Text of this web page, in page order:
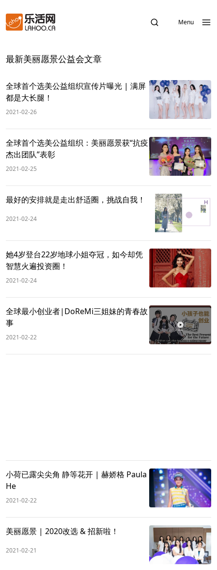
Menu
最新美丽愿景公益会文章
全球首个选美公益组织宣传片曝光 | 满屏
都是大长腿！
2021-02-26
全球首个选美公益组织：美丽愿景获“抗疫
杰出团队”表彰
2021-02-25
最好的安排就是走出舒适圈，挑战自我！
2021-02-24
她4岁登台22岁地球小姐夺冠，如今却凭
智慧火遍投资圈！
2021-02-24
全球最小创业者|DoReMi三姐妹的青春故
事
2021-02-22
小荷已露尖尖角 静等花开 | 赫娇格 Paula
He
2021-02-22
美丽愿景 | 2020改选 & 招新啦！
2021-02-21